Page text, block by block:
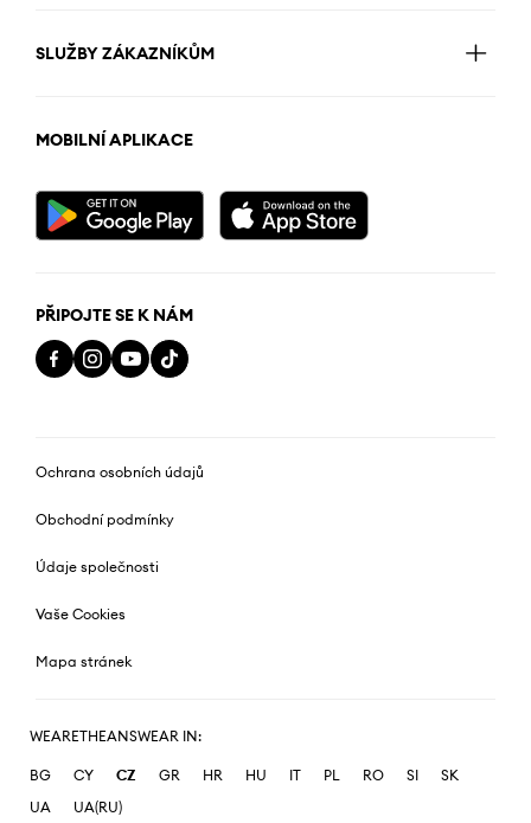
SLUŽBY ZÁKAZNÍKŮM
MOBILNÍ APLIKACE
PŘIPOJTE SE K NÁM
Ochrana osobních údajů
Obchodní podmínky
Údaje společnosti
Vaše Cookies
Mapa stránek
WEARETHEANSWEAR IN:
BG CY CZ GR HR HU IT PL RO SI
SK
UA
UA(RU)